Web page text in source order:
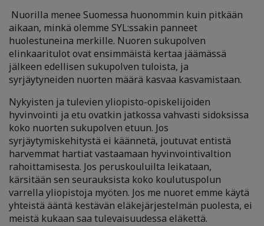
Nuorilla menee Suomessa huonommin kuin pitkään
aikaan, minkä olemme SYL:ssakin panneet
huolestuneina merkille. Nuoren sukupolven
elinkaaritulot ovat ensimmäistä kertaa jäämässä
jälkeen edellisen sukupolven tuloista, ja
syrjäytyneiden nuorten määrä kasvaa kasvamistaan.
Nykyisten ja tulevien yliopisto-opiskelijoiden
hyvinvointi ja etu ovatkin jatkossa vahvasti sidoksissa
koko nuorten sukupolven etuun. Jos
syrjäytymiskehitystä ei käännetä, joutuvat entistä
harvemmat hartiat vastaamaan hyvinvointivaltion
rahoittamisesta. Jos peruskouluilta leikataan,
kärsitään sen seurauksista koko koulutuspolun
varrella yliopistoja myöten. Jos me nuoret emme käytä
yhteistä ääntä kestävän eläkejärjestelmän puolesta, ei
meistä kukaan saa tulevaisuudessa eläkettä.